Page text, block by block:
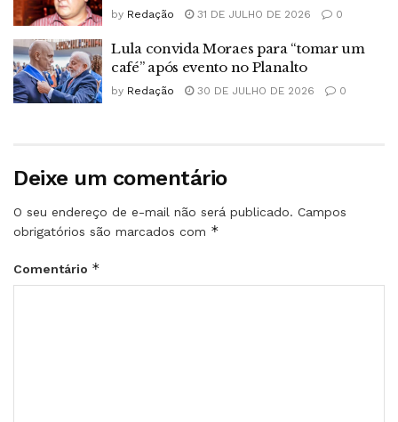
by Redação 31 DE JULHO DE 2026 0
Lula convida Moraes para “tomar um
café” após evento no Planalto
by Redação 30 DE JULHO DE 2026 0
Deixe um comentário
O seu endereço de e-mail não será publicado. Campos
obrigatórios são marcados com *
Comentário *